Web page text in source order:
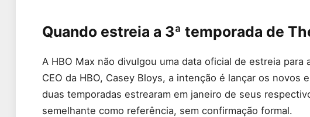
Quando estreia a 3ª temporada de
A HBO Max não divulgou uma data oficial de estreia
CEO da HBO, Casey Bloys, a intenção é lançar os novos
duas temporadas estrearam em janeiro de seus
semelhante como referência, sem confirmação formal.